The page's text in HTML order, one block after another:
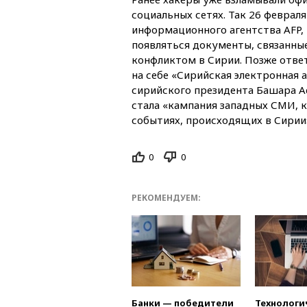
социальных сетях. Так 26
информационного агентства
появляться документы,
конфликтом в Сирии. Позже
на себе «Сирийская
сирийского президента Башара
стала «кампания западных СМИ,
событиях, происходящих в
0 0
РЕКОМЕНДУЕМ:
Банки — победители